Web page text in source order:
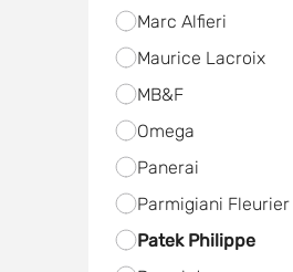
Marc Alfieri
Maurice Lacroix
MB&F
Omega
Panerai
Parmigiani Fleurier
Patek Philippe